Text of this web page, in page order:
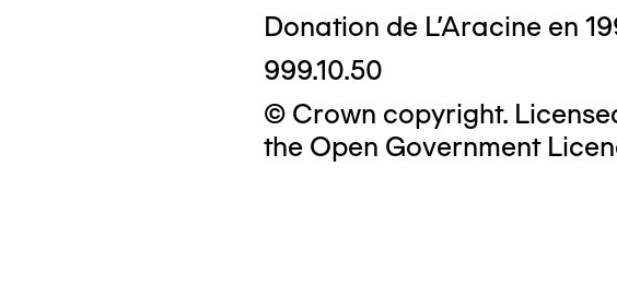
Donation de L'Aracine en
999.10.50
© Crown copyright.
the Open Government